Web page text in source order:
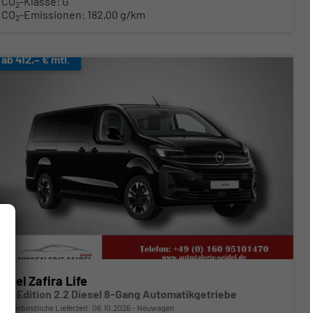
2
CO2-Emissionen: 182,00 g/km
ab 412,– € mtl.
Opel Zafira Life
XL Edition 2.2 Diesel 8-Gang Automatikgetriebe
unverbindliche Lieferzeit: 06.10.2026 Neuwagen